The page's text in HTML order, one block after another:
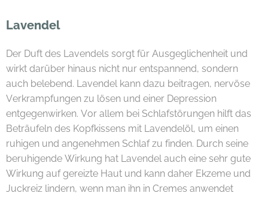
Lavendel
Der Duft des Lavendels sorgt für Ausgeglichenheit und
wirkt darüber hinaus nicht nur entspannend, sondern
auch belebend. Lavendel kann dazu beitragen, nervöse
Verkrampfungen zu lösen und einer Depression
entgegenwirken. Vor allem bei Schlafstörungen hilft das
Beträufeln des Kopfkissens mit Lavendelöl, um einen
ruhigen und angenehmen Schlaf zu finden. Durch seine
beruhigende Wirkung hat Lavendel auch eine sehr gute
Wirkung auf gereizte Haut und kann daher Ekzeme und
Juckreiz lindern, wenn man ihn in Cremes anwendet